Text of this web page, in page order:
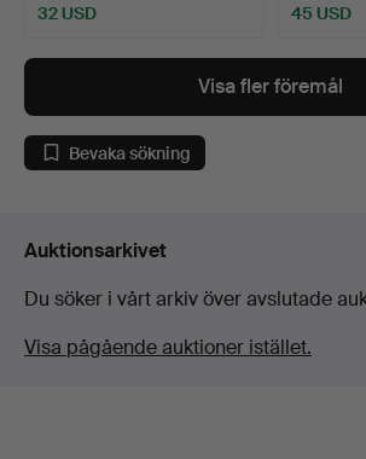
32 USD 45 USD
Visa fler föremål
Bevaka sökning
Auktionsarkivet
Du söker i vårt arkiv över avslutade
Visa pågående auktioner istället.